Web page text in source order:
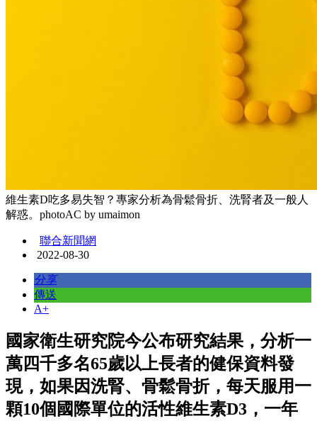
維生素D吃多易失智？專家分析為骨鬆骨折、洗腎者及一般人
解惑。photoAC by umaimon
聯合新聞網
2022-08-30
分享
傳送
A+
國家衛生研究院今公布研究結果，分析一
萬四千多名65歲以上長者的健保資料發
現，如果因洗腎、骨鬆骨折，每天服用一
顆10個國際單位的活性維生素D3 ，一年